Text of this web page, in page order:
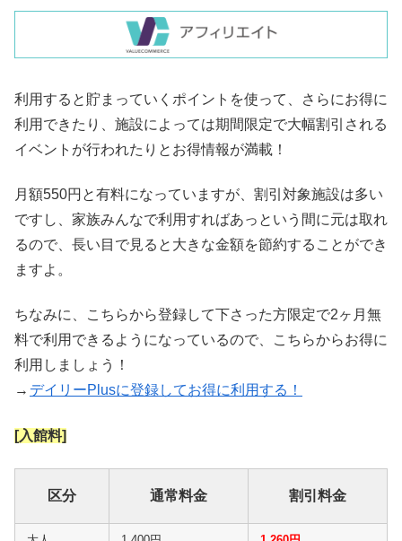
利用すると貯まっていくポイントを使って、さらにお得に
利用できたり、施設によっては期間限定で大幅割引される
イベントが行われたりとお得情報が満載！
月額550円と有料になっていますが、割引対象施設は多い
ですし、家族みんなで利用すればあっという間に元は取れ
るので、長い目で見ると大きな金額を節約することができ
ますよ。
ちなみに、こちらから登録して下さった方限定で2ヶ月無
料で利用できるようになっているので、こちらからお得に
利用しましょう！
→ デイリーPlusに登録してお得に利用する！
[入館料]
区分 通常料金 割引料金